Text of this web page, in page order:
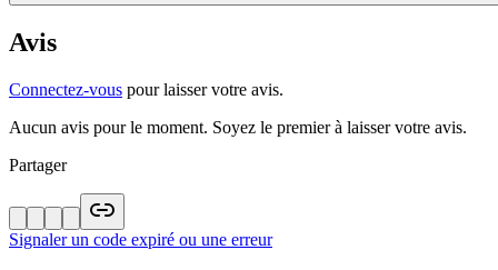
Avis
Connectez-vous pour laisser votre avis.
Aucun avis pour le moment. Soyez le premier à laisser votre avis.
Partager
Signaler un code expiré ou une erreur